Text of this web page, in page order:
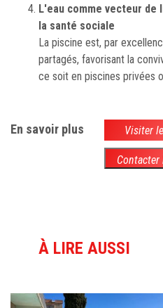
L'eau comme vecteur de
la santé sociale
La piscine est, par
partagés, favorisant la
ce soit en piscines privées
En savoir plus Visiter
À LIRE AUSSI